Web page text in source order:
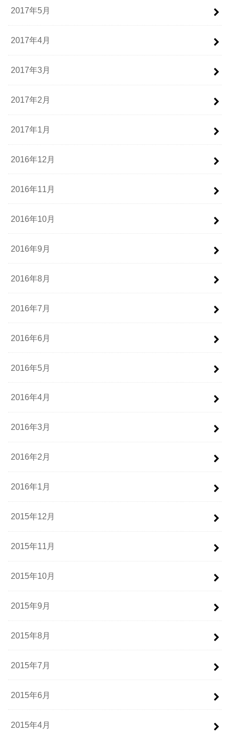
2017年5月
2017年4月
2017年3月
2017年2月
2017年1月
2016年12月
2016年11月
2016年10月
2016年9月
2016年8月
2016年7月
2016年6月
2016年5月
2016年4月
2016年3月
2016年2月
2016年1月
2015年12月
2015年11月
2015年10月
2015年9月
2015年8月
2015年7月
2015年6月
2015年4月